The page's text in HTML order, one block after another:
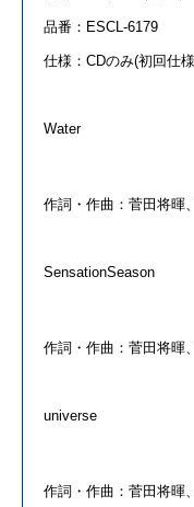
品番： ESCL-6179
仕様： CDのみ(初回仕
Water
作詞・作曲 ： 菅田将暉
SensationSeason
作詞・作曲 ： 菅田将暉
universe
作詞・作曲 ： 菅田将暉